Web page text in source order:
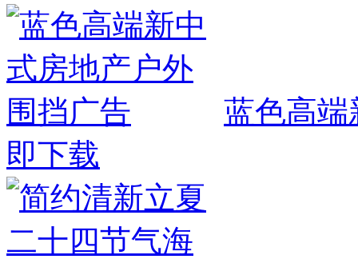
蓝色高端
即下载